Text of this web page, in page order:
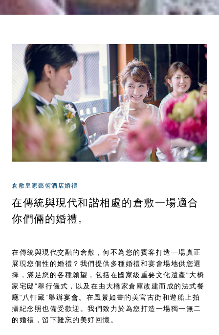
倉敷皇家藝術酒店婚禮
在傳統與現代和諧相處的倉敷一場適合
你們倆的婚禮。
在傳統與現代交融的倉敷，何不為您的賓客打造一場真正
展現您個性的婚禮？我們提供多種婚禮和宴會場地供您選
擇，滿足您的各種願望，包括在國家級重要文化遺產“大橋
家宅邸”舉行儀式，以及在由大橋家倉庫改建而成的法式餐
廳“八軒藏”舉辦宴會。在風景如畫的美官古街和遊船上拍
攝紀念照也備受歡迎。我們致力於為您打造一場獨一無二
的婚禮，留下難忘的美好回憶。